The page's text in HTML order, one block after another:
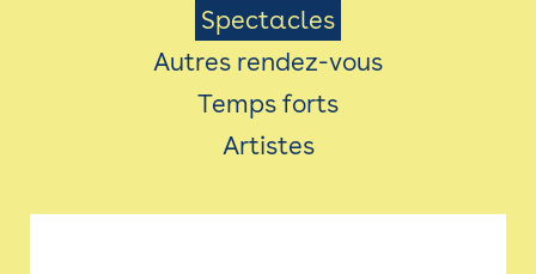
AVEC LES PUBLICS
ACCESSIBILITÉ
LES PRODUCTIONS
Menu
Saison
Spectacles
Autres rendez-vous
Temps forts
Artistes